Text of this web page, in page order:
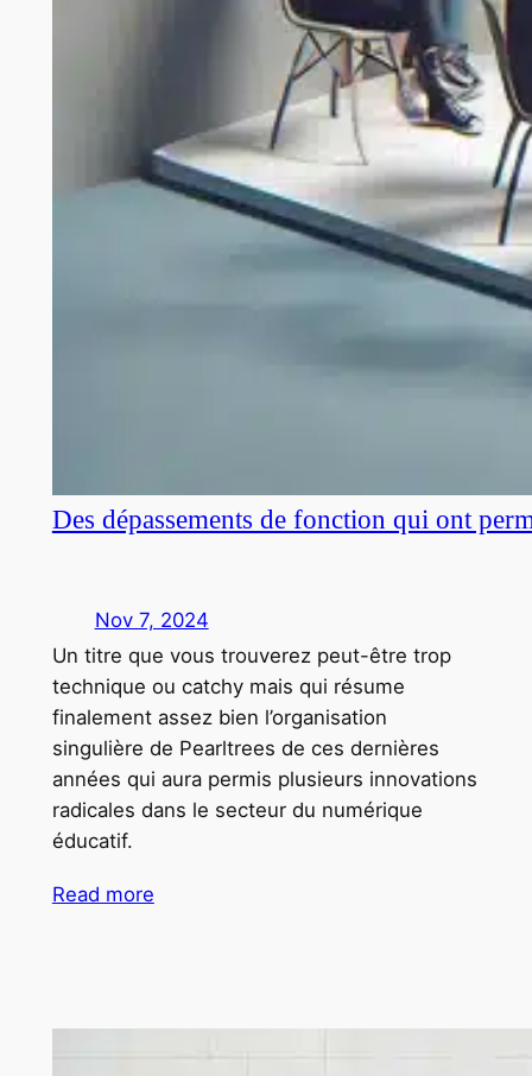
Des dépassements de fonction qui ont
Nov 7, 2024
Un titre que vous trouverez peut-être trop
technique ou catchy mais qui résume
finalement assez bien l’organisation
singulière de Pearltrees de ces dernières
années qui aura permis plusieurs innovations
radicales dans le secteur du numérique
éducatif.
Read more